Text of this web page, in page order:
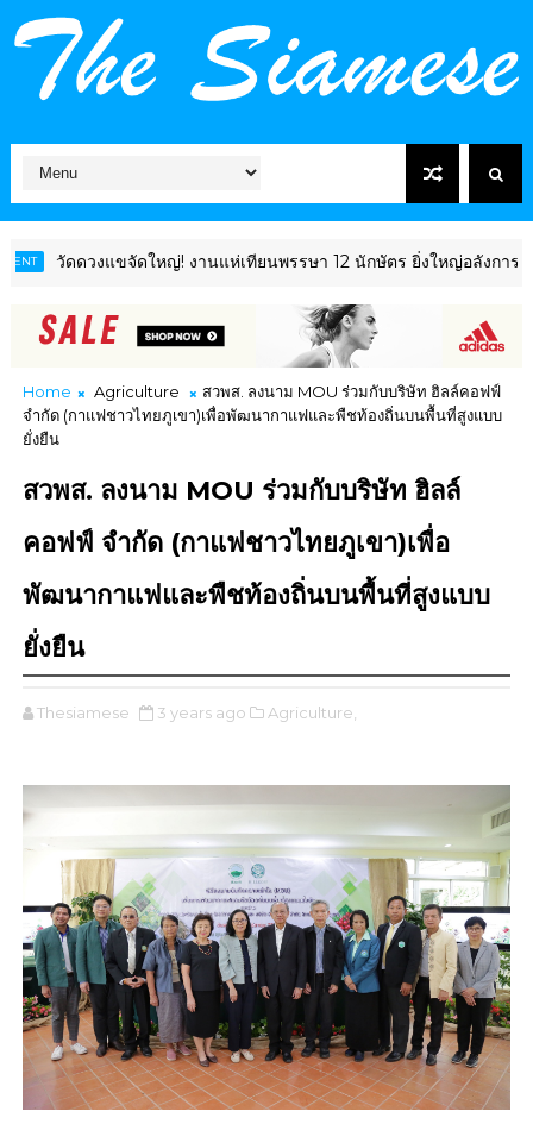
ขจัดใหญ่! งานแห่เทียนพรรษา 12 นักษัตร ยิ่งใหญ่อลังการ โชว์ไฮไลต์ "
Home Agriculture
สวพส. ลงนาม MOU ร่วมกับบริษัท ฮิลล์คอฟฟ์
จำกัด (กาแฟชาวไทยภูเขา)เพื่อพัฒนากาแฟและพืชท้องถิ่นบนพื้นที่สูงแบบ
ยั่งยืน
สวพส. ลงนาม MOU ร่วมกับบริษัท ฮิลล์
คอฟฟ์ จำกัด (กาแฟชาวไทยภูเขา)เพื่อ
พัฒนากาแฟและพืชท้องถิ่นบนพื้นที่สูงแบบ
ยั่งยืน
Thesiamese 3 years ago Agriculture,